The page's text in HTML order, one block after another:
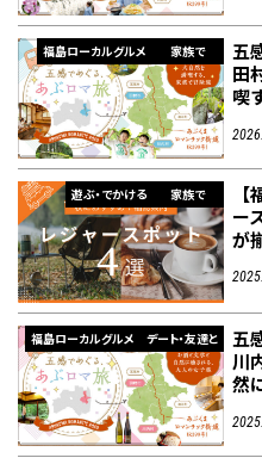
ランチ そ
その他
その他
その他
福島ローカルグルメ 家族で
五
田
喫
遊ぶ・でかける 家族で
ー
が
福島ローカルグルメ デート・友達と
五
川
然